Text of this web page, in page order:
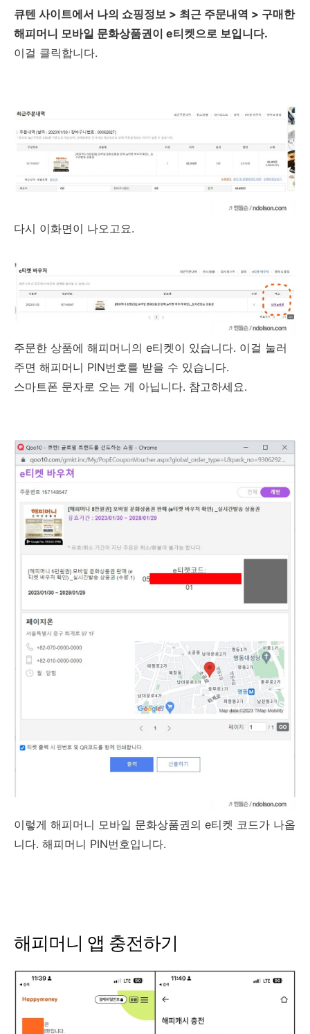
큐텐 사이트에서 나의 쇼핑정보 > 최근 주문내역 > 구매한
해피머니 모바일 문화상품권이 e티켓으로 보입니다.
이걸 클릭합니다.
다시 이화면이 나오고요.
주문한 상품에 해피머니의 e티켓이 있습니다. 이걸 눌러
주면 해피머니 PIN번호를 받을 수 있습니다.
스마트폰 문자로 오는 게 아닙니다. 참고하세요.
이렇게 해피머니 모바일 문화상품권의 e티켓 코드가 나옵
니다. 해피머니 PIN번호입니다.
해피머니 앱 충전하기